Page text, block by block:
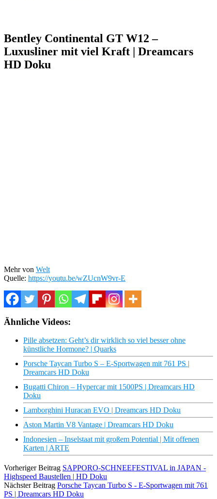
Bentley Continental GT W12 –
Luxusliner mit viel Kraft | Dreamcars
HD Doku
Mehr von Welt
Quelle: https://youtu.be/wZUcnW9vr-E
Ähnliche Videos:
Pille absetzen: Geht’s dir wirklich so viel besser ohne
künstliche Hormone? | Quarks
Porsche Taycan Turbo S – E-Sportwagen mit 761 PS |
Dreamcars HD Doku
Bugatti Chiron – Hypercar mit 1500PS | Dreamcars HD
Doku
Lamborghini Huracan EVO | Dreamcars HD Doku
Aston Martin V8 Vantage | Dreamcars HD Doku
Indonesien – Inselstaat mit großem Potential | Mit offenen
Karten | ARTE
Vorheriger Beitrag SAPPORO-SCHNEEFESTIVAL in JAPAN -
Highspeed Baustellen | HD Doku
Nächster Beitrag Porsche Taycan Turbo S - E-Sportwagen mit 761
PS | Dreamcars HD Doku